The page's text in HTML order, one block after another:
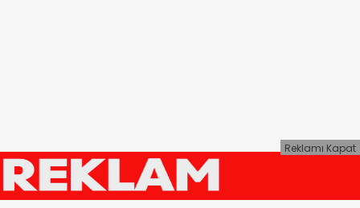
Reklamı Kapat